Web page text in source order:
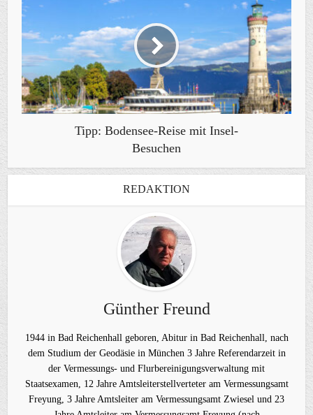
Tipp: Bodensee-Reise mit Insel-
Besuchen
REDAKTION
Günther Freund
1944 in Bad Reichenhall geboren, Abitur in Bad Reichenhall, nach
dem Studium der Geodäsie in München 3 Jahre Referendarzeit in
der Vermessungs- und Flurbereinigungsverwaltung mit
Staatsexamen, 12 Jahre Amtsleiterstellverteter am Vermessungsamt
Freyung, 3 Jahre Amtsleiter am Vermessungsamt Zwiesel und 23